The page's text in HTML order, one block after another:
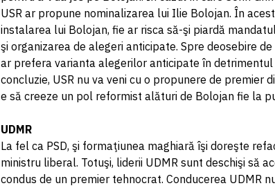
USR ar propune nominalizarea lui Ilie Bolojan. În
instalarea lui Bolojan, fie ar risca să-şi piardă
şi organizarea de alegeri anticipate. Spre deosebire
ar prefera varianta alegerilor anticipate în
concluzie, USR nu va veni cu o propunere de premier
e să creeze un pol reformist alături de Bolojan fie la
UDMR
La fel ca PSD, şi formaţiunea maghiară îşi doreşte
ministru liberal. Totuşi, liderii UDMR sunt deschişi să
condus de un premier tehnocrat. Conducerea UDMR